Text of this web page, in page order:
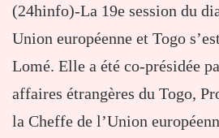
(24hinfo)-La 19e session du
Union européenne et Togo
Lomé. Elle a été co-présidée
affaires étrangères du Togo,
la Cheffe de l’Union